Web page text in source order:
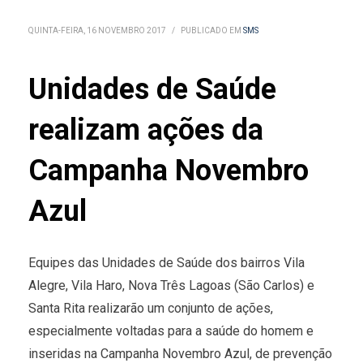
QUINTA-FEIRA, 16 NOVEMBRO 2017 / PUBLICADO EM SMS
Unidades de Saúde
realizam ações da
Campanha Novembro
Azul
Equipes das Unidades de Saúde dos bairros Vila
Alegre, Vila Haro, Nova Três Lagoas (São Carlos) e
Santa Rita realizarão um conjunto de ações,
especialmente voltadas para a saúde do homem e
inseridas na Campanha Novembro Azul, de prevenção